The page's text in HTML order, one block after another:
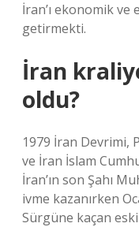
İran’ı ekonomik
getirmekti.
İran
oldu?
1979 İran Devrimi,
ve İran İslam
İran’ın son Şahı
ivme kazanırken
Sürgüne kaçan eski